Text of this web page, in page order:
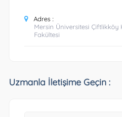
Adres :
Mersin Üniversitesi Çiftlikköy
Fakültesi
Uzmanla İletişime Geçin :